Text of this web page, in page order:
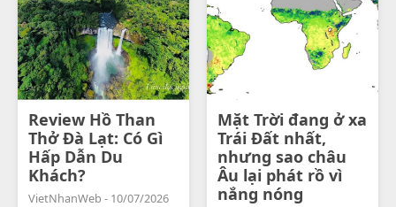
Review Hồ Than
Thở Đà Lạt: Có Gì
Hấp Dẫn Du
Khách?
VietNhanWeb - 10/07/2026
Mặt Trời đang ở xa
Trái Đất nhất,
nhưng sao châu
Âu lại phát rồ vì
nắng nóng